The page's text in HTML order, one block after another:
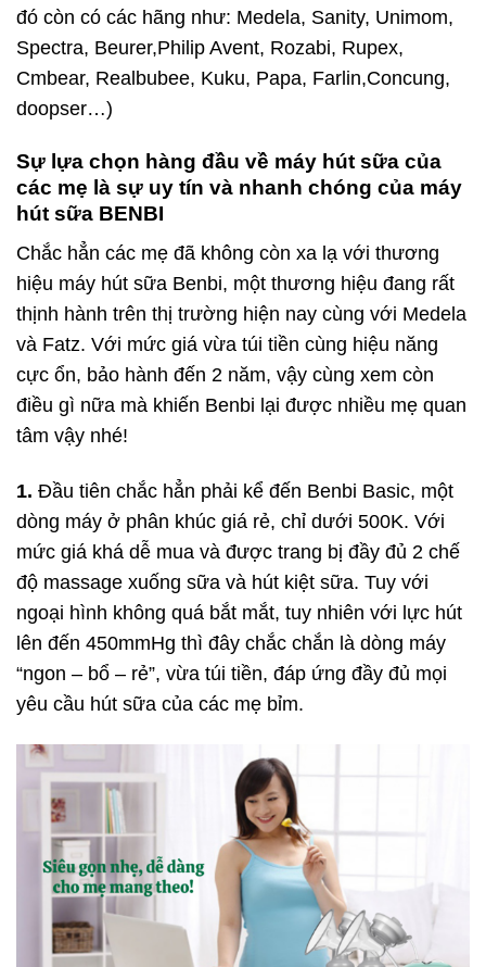
đó còn có các hãng như: Medela, Sanity, Unimom,
Spectra, Beurer,Philip Avent, Rozabi, Rupex,
Cmbear, Realbubee, Kuku, Papa, Farlin,Concung,
doopser…)
Sự lựa chọn hàng đầu về máy hút sữa của
các mẹ là sự uy tín và nhanh chóng của máy
hút sữa BENBI
Chắc hẳn các mẹ đã không còn xa lạ với thương
hiệu máy hút sữa Benbi, một thương hiệu đang rất
thịnh hành trên thị trường hiện nay cùng với Medela
và Fatz. Với mức giá vừa túi tiền cùng hiệu năng
cực ổn, bảo hành đến 2 năm, vậy cùng xem còn
điều gì nữa mà khiến Benbi lại được nhiều mẹ quan
tâm vậy nhé!
1. Đầu tiên chắc hẳn phải kể đến Benbi Basic, một
dòng máy ở phân khúc giá rẻ, chỉ dưới 500K. Với
mức giá khá dễ mua và được trang bị đầy đủ 2 chế
độ massage xuống sữa và hút kiệt sữa. Tuy với
ngoại hình không quá bắt mắt, tuy nhiên với lực hút
lên đến 450mmHg thì đây chắc chắn là dòng máy
“ngon – bổ – rẻ”, vừa túi tiền, đáp ứng đầy đủ mọi
yêu cầu hút sữa của các mẹ bỉm.